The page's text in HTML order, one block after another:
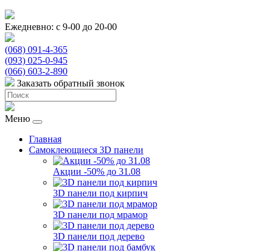
Ежедневно: с 9-00 до 20-00
(068) 091-4-365
(093) 025-0-945
(066) 603-2-890
Заказать обратный звонок
Меню
Главная
Самоклеющиеся 3D панели
Акции -50% до 31.08
3D панели под кирпич
3D панели под мрамор
3D панели под дерево